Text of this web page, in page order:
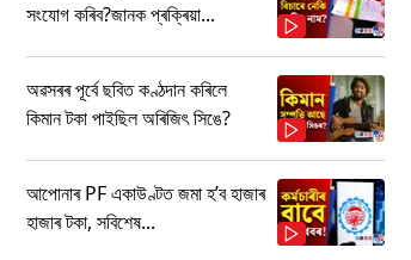
সংযোগ কৰিব?জানক প্ৰক্ৰিয়া...
অৱসৰৰ পূৰ্বে ছবিত কণ্ঠদান কৰিলে
কিমান টকা পাইছিল অৰিজিৎ সিঙে?
আপোনাৰ PF একাউণ্টত জমা হ’ব হাজাৰ
হাজাৰ টকা, সবিশেষ...